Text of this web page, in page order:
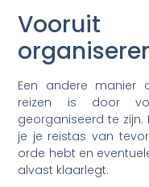
Vooruit
Een andere manier
reizen is door
georganiseerd te
je je reistas van
orde hebt en
alvast klaarlegt.